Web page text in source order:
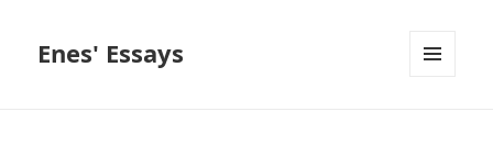
Enes' Essays